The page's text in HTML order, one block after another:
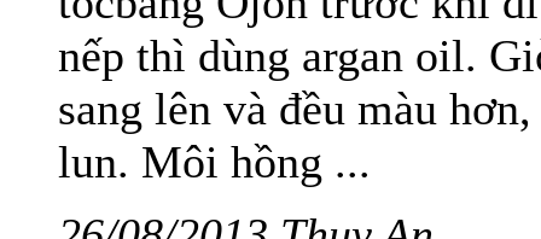
nếp thì dùng argan oil.
sang lên và đều màu
lun. Môi hồng ...